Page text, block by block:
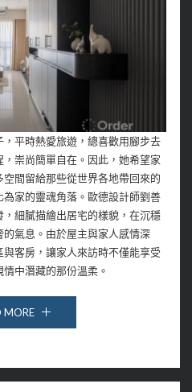
平時熱愛旅遊，總喜歡用腳步去
崇尚簡單自在。因此，她希望家
間留給那些從世界各地帶回來的
家的靈魂角落。歐德設計師劉善
細膩描繪出居宅的樣貌，在沉穩
氣息。由於屋主與家人感情深
客房，讓家人來訪時不僅能享受
中潛藏的那份溫柔。
MORE